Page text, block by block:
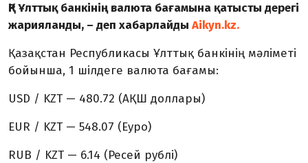
ҚР Ұлттық банкінің валюта бағамына қатысты дерегі
жарияланды, – деп хабарлайды Aikyn.kz.
Қазақстан Республикасы Ұлттық банкінің мәліметі
бойынша, 1 шілдеге валюта бағамы:
USD / KZT — 480.72 (АҚШ доллары)
EUR / KZT — 548.07 (Еуро)
RUB / KZT — 6.14 (Ресей рублі)